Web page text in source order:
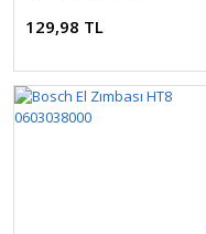
129,98 TL